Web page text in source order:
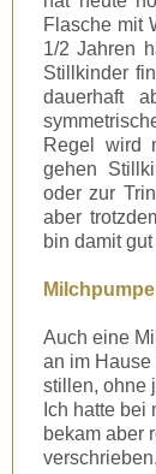
Flasche mit
1/2 Jahren
Stillkinder
dauerhaft
Regel wird
gehen
oder zur
aber
bin damit
Milchpumpe
Auch eine
an im Hause
stillen, ohne
Ich hatte
bekam aber